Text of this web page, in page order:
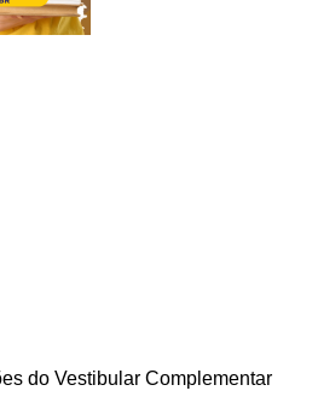
do Vestibular Complementar